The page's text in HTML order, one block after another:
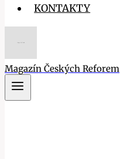
KONTAKTY
Magazín Českých Reforem